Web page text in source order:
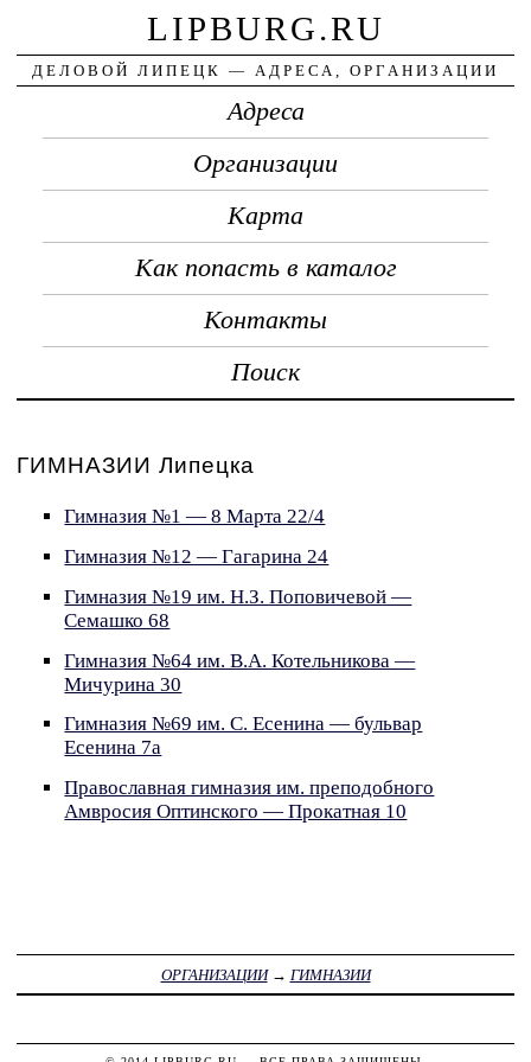
LIPBURG.RU
ДЕЛОВОЙ ЛИПЕЦК — АДРЕСА, ОРГАНИЗАЦИИ
Адреса
Организации
Карта
Как попасть в каталог
Контакты
Поиск
ГИМНАЗИИ Липецка
Гимназия №1 — 8 Марта 22/4
Гимназия №12 — Гагарина 24
Гимназия №19 им. Н.З. Поповичевой —
Семашко 68
Гимназия №64 им. В.А. Котельникова —
Мичурина 30
Гимназия №69 им. С. Есенина — бульвар
Есенина 7а
Православная гимназия им. преподобного
Амвросия Оптинского — Прокатная 10
ОРГАНИЗАЦИИ→ ГИМНАЗИИ